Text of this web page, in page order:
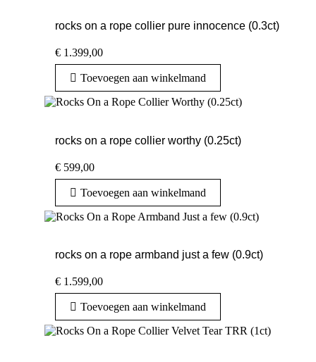
rocks on a rope collier pure innocence (0.3ct)
€ 1.399,00
Toevoegen aan winkelmand
rocks on a rope collier worthy (0.25ct)
€ 599,00
Toevoegen aan winkelmand
rocks on a rope armband just a few (0.9ct)
€ 1.599,00
Toevoegen aan winkelmand